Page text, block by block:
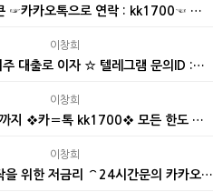
☞카카오톡으로 연락 : kk1700☜ …
이창희
주 대출로 이자 ☆ 텔레그램 문의ID :…
이창희
까지 ❖카〓톡 kk1700❖ 모든 한도 …
이창희
을 위한 저금리 ⌒24시간문의 카카오…